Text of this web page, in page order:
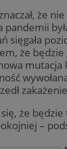
że
pandemii
sięgała
że będzie
że będzie
–